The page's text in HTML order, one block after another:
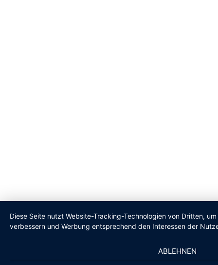
Diese Seite nutzt Website-Tracking-Technologien von Dritten,
verbessern und Werbung entsprechend den Interessen der
ABLEHNEN